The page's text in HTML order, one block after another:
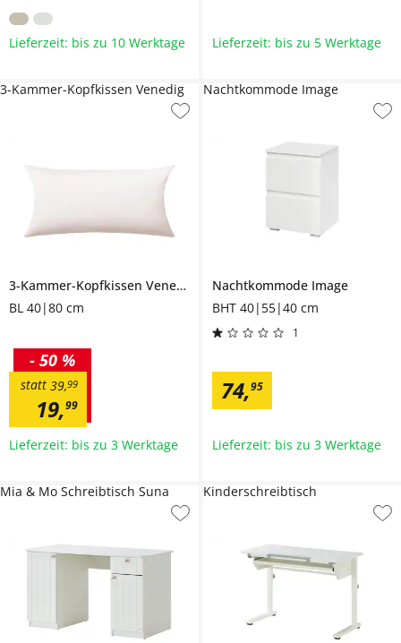
Lieferzeit: bis zu 10 Werktage Lieferzeit: bis zu 5 Werktage
3-Kammer-Kopfkissen Venedig
BL 40|80 cm
19,99
39,99
statt
- 50 %
3-Kammer-Kopfkissen Venedig
Lieferzeit: bis zu 3 Werktage
Nachtkommode Image
BHT 40|55|40 cm
1
74,95
Nachtkommode Image
Lieferzeit: bis zu 3 Werktage
Mia & Mo Schreibtisch Suna Kinderschreibtisch